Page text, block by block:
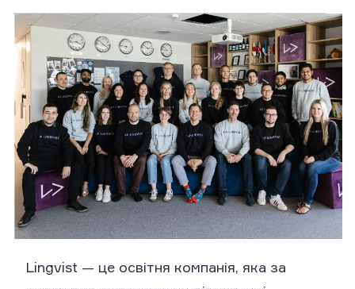
Lingvist — це освітня компанія, яка за